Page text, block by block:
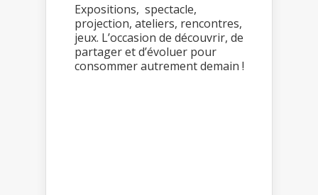
Expositions, spectacle,
projection, ateliers, rencontres,
jeux. L’occasion de découvrir, de
partager et d’évoluer pour
consommer autrement demain !